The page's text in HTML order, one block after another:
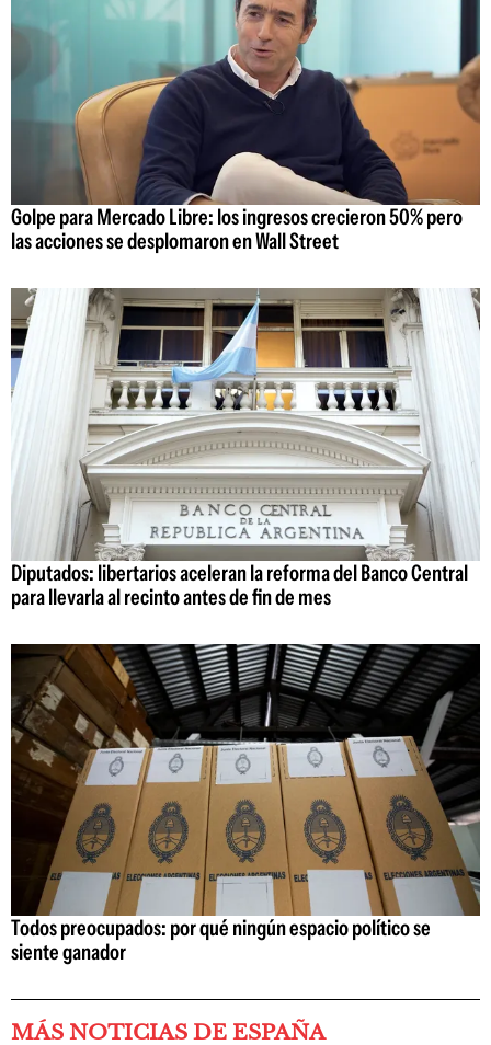
Golpe para Mercado Libre: los ingresos crecieron 50% pero
las acciones se desplomaron en Wall Street
Diputados: libertarios aceleran la reforma del Banco Central
para llevarla al recinto antes de fin de mes
Todos preocupados: por qué ningún espacio político se
siente ganador
MÁS NOTICIAS DE ESPAÑA